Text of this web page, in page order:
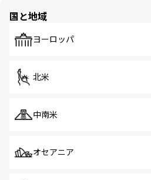
で、ホーカーズは地元の風
国と地域
ヨーロッパ
北米
中南米
オセアニア